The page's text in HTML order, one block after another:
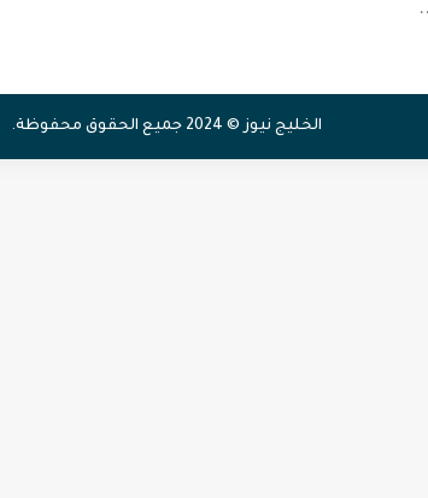
الخليج نيوز © 2024 جميع الحقوق محفوظة.